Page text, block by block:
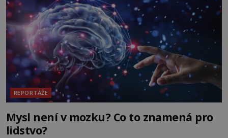
REPORTÁŽE
Mysl není v mozku? Co to znamená pro
lidstvo?